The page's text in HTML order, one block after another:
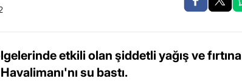
etkili olan şiddetli yağış ve fırtına
su bastı.